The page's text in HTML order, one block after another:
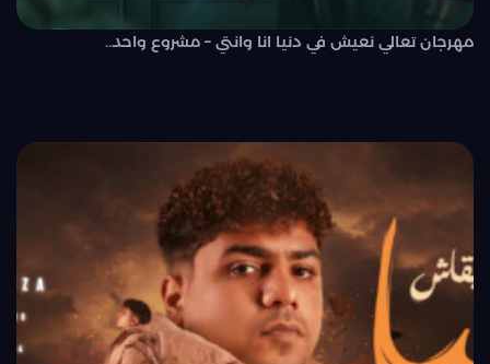
مهرجان تعالي نعيش في دنيا انا وانتي – مشروع واحد..